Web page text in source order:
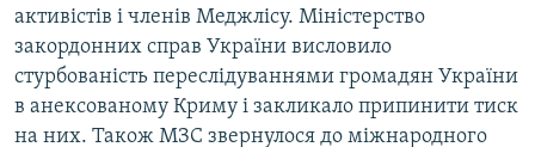
активістів і членів Меджлісу. Міністерство
закордонних справ України висловило
стурбованість переслідуваннями громадян України
в анексованому Криму і закликало припинити тиск
на них. Також МЗС звернулося до міжнародного